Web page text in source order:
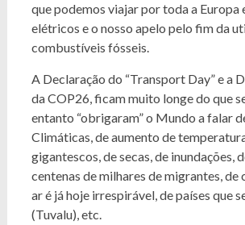
que podemos viajar por toda a Europa
elétricos e o nosso apelo pelo fim da
combustíveis fósseis.
A Declaração do “Transport Day” e a
da COP26, ficam muito longe do que
entanto “obrigaram” o Mundo a falar
Climáticas, de aumento de
gigantescos, de secas, de inundações,
centenas de milhares de migrantes, de
ar é já hoje irrespirável, de países que
(Tuvalu), etc.